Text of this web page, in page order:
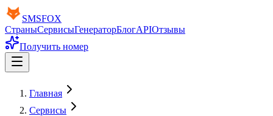
SMSFOX
СтраныСервисыГенераторБлогAPIОтзывы
Получить номер
Главная
Сервисы